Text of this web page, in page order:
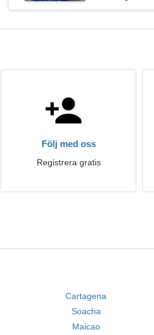
Följ med oss
Registrera gratis
Cartagena
Soacha
Maicao